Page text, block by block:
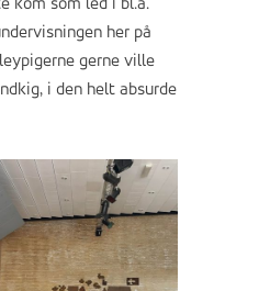
kom som led i bl.a.
her på
gerne ville
i den helt absurde